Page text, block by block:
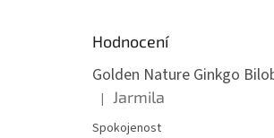
Hodnocení
Hodnocení produktu je 5 z 5
| Jarmila
Spokojenost